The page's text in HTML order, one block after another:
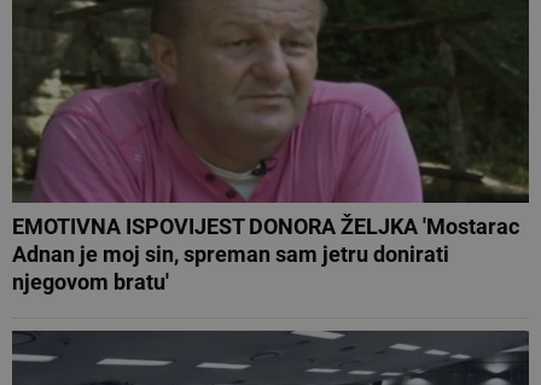
EMOTIVNA ISPOVIJEST DONORA ŽELJKA 'Mostarac
Adnan je moj sin, spreman sam jetru donirati
njegovom bratu'